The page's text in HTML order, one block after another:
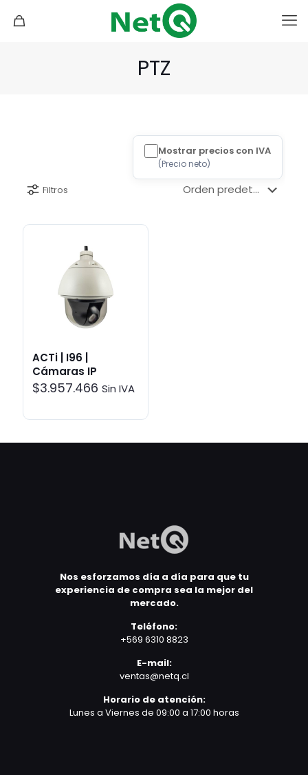
PTZ
Mostrar precios con IVA
(Precio neto)
Filtros
ACTi | I96 |
Cámaras IP
$3.957.466 Sin IVA
Nos esforzamos día a día para que tu
experiencia de compra sea la mejor del
mercado.
Teléfono:
+569 6310 8823
E-mail:
ventas@netq.cl
Horario de atención:
Lunes a Viernes de 09:00 a 17:00 horas